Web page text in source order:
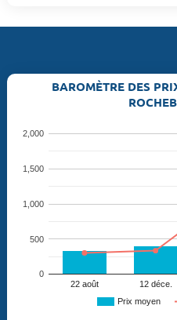
BAROMÈTRE DES
Prix moyen
22 août 12 déce.
0
500
1,000
1,500
2,000